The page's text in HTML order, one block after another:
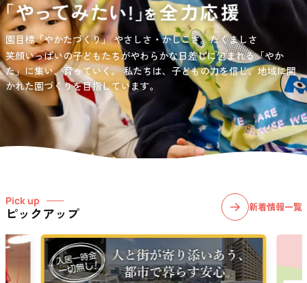
負担の少ない介護、ふれあいを大切にする介護、笑顔が溢れている
介護を目指して。
愛知・岐阜・長野の3県下で38施設・151事業所の介護関連事業所を運
営する社会福祉法人サン・ビジョンでは、今後ますます高まる介護
ニーズに幅広く対応していきます。
園目標「やかたづくり」やさしさ・かしこさ。たくましさ
笑顔いっぱいの子どもたちがやわらかな日差しに包まれる「やか
た」に集い、育っていく。私たちは、子どもの力を信じ、地域に開
かれた園づくりを目指しています。
サンサン・スクール東山公園では、小学生の児童が放課後安心して
過ごせる環境を提供するとともに、宿題・クラブ活動(英語・習字・
選択)などの学習面にも力を入れて行っている学童保育所です。
特別養護老人ホーム
短期入所生活介護
通所介護
居宅介護支援
お問い合わせ先
03-6411-5781
担当：宮澤
Pick up
ピックアップ 新着情報一覧